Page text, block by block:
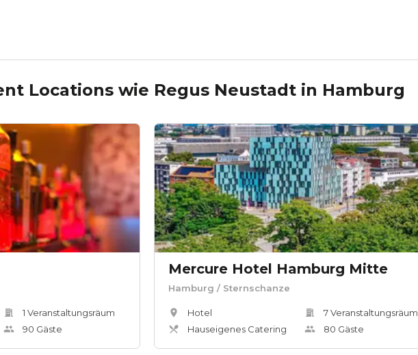
Locations wie Regus Neustadtin Hamburg
1 Veranstaltungsräum
90 Gäste
Mercure Hotel Hamburg Mitte
Hamburg / Sternschanze
Hotel
Hauseigenes Catering
7Veranstaltungsräum
80 Gäste